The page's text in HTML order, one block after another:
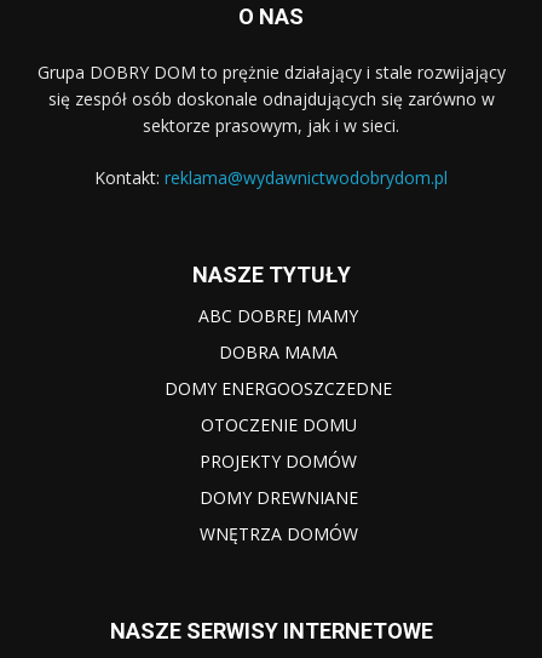
O NAS
Grupa DOBRY DOM to prężnie działający i stale rozwijający
się zespół osób doskonale odnajdujących się zarówno w
sektorze prasowym, jak i w sieci.
Kontakt: reklama@wydawnictwodobrydom.pl
NASZE TYTUŁY
ABC DOBREJ MAMY
DOBRA MAMA
DOMY ENERGOOSZCZEDNE
OTOCZENIE DOMU
PROJEKTY DOMÓW
DOMY DREWNIANE
WNĘTRZA DOMÓW
NASZE SERWISY INTERNETOWE